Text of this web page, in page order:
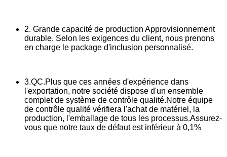
2. Grande capacité de production Approvisionnement
durable. Selon les exigences du client, nous prenons
en charge le package d'inclusion personnalisé.
3.QC.Plus que ces années d'expérience dans
l'exportation, notre société dispose d'un ensemble
complet de système de contrôle qualité.Notre équipe
de contrôle qualité vérifiera l'achat de matériel, la
production, l'emballage de tous les processus.Assurez-
vous que notre taux de défaut est inférieur à 0,1%